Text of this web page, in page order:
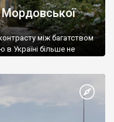
між багатством
в Україні більше не